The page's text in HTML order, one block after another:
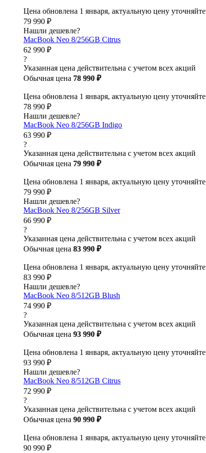
Цена обновлена 1 января, актуальную цену уточняйте
79 990 ₽
Нашли дешевле?
MacBook Neo 8/256GB Citrus
62 990 ₽
?
Указанная цена действительна с учетом всех акций
Обычная цена 78 990 ₽
Цена обновлена 1 января, актуальную цену уточняйте
78 990 ₽
Нашли дешевле?
MacBook Neo 8/256GB Indigo
63 990 ₽
?
Указанная цена действительна с учетом всех акций
Обычная цена 79 990 ₽
Цена обновлена 1 января, актуальную цену уточняйте
79 990 ₽
Нашли дешевле?
MacBook Neo 8/256GB Silver
66 990 ₽
?
Указанная цена действительна с учетом всех акций
Обычная цена 83 990 ₽
Цена обновлена 1 января, актуальную цену уточняйте
83 990 ₽
Нашли дешевле?
MacBook Neo 8/512GB Blush
74 990 ₽
?
Указанная цена действительна с учетом всех акций
Обычная цена 93 990 ₽
Цена обновлена 1 января, актуальную цену уточняйте
93 990 ₽
Нашли дешевле?
MacBook Neo 8/512GB Citrus
72 990 ₽
?
Указанная цена действительна с учетом всех акций
Обычная цена 90 990 ₽
Цена обновлена 1 января, актуальную цену уточняйте
90 990 ₽